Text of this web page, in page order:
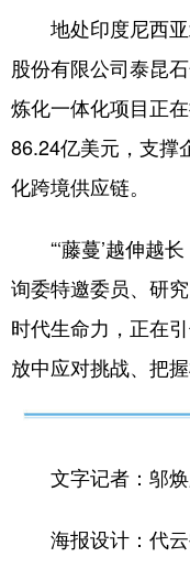
地处印度尼西
股份有限公司泰昆
炼化一体化项目正
86.24亿美元，支撑
化跨境供应链。
“‘藤蔓’越伸越
询委特邀委员、研
时代生命力，正在
放中应对挑战、把握
文字记者：邬
海报设计：代